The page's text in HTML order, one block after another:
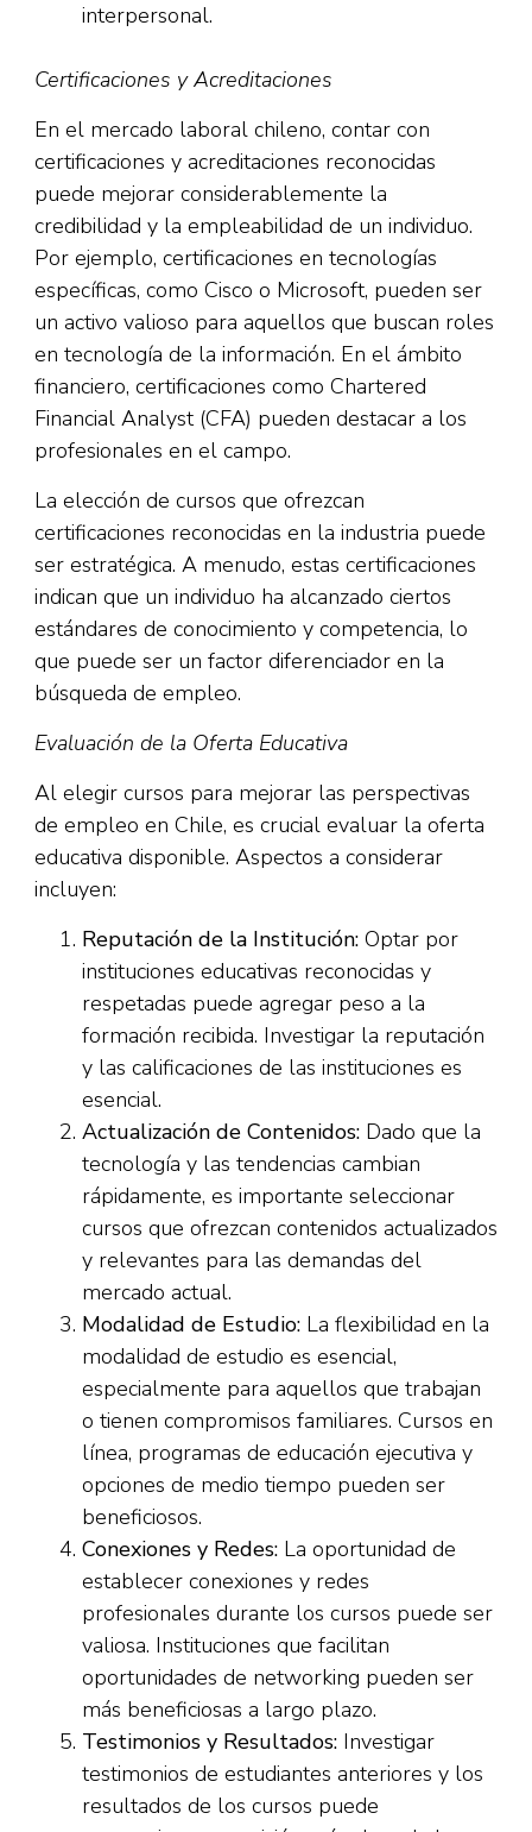
interpersonal.
Certificaciones y Acreditaciones
En el mercado laboral chileno, contar con
certificaciones y acreditaciones reconocidas
puede mejorar considerablemente la
credibilidad y la empleabilidad de un individuo.
Por ejemplo, certificaciones en tecnologías
específicas, como Cisco o Microsoft, pueden ser
un activo valioso para aquellos que buscan roles
en tecnología de la información. En el ámbito
financiero, certificaciones como Chartered
Financial Analyst (CFA) pueden destacar a los
profesionales en el campo.
La elección de cursos que ofrezcan
certificaciones reconocidas en la industria puede
ser estratégica. A menudo, estas certificaciones
indican que un individuo ha alcanzado ciertos
estándares de conocimiento y competencia, lo
que puede ser un factor diferenciador en la
búsqueda de empleo.
Evaluación de la Oferta Educativa
Al elegir cursos para mejorar las perspectivas
de empleo en Chile, es crucial evaluar la oferta
educativa disponible. Aspectos a considerar
incluyen:
Reputación de la Institución: Optar por
instituciones educativas reconocidas y
respetadas puede agregar peso a la
formación recibida. Investigar la reputación
y las calificaciones de las instituciones es
esencial.
Actualización de Contenidos: Dado que la
tecnología y las tendencias cambian
rápidamente, es importante seleccionar
cursos que ofrezcan contenidos actualizados
y relevantes para las demandas del
mercado actual.
Modalidad de Estudio: La flexibilidad en la
modalidad de estudio es esencial,
especialmente para aquellos que trabajan
o tienen compromisos familiares. Cursos en
línea, programas de educación ejecutiva y
opciones de medio tiempo pueden ser
beneficiosos.
Conexiones y Redes: La oportunidad de
establecer conexiones y redes
profesionales durante los cursos puede ser
valiosa. Instituciones que facilitan
oportunidades de networking pueden ser
más beneficiosas a largo plazo.
Testimonios y Resultados: Investigar
testimonios de estudiantes anteriores y los
resultados de los cursos puede